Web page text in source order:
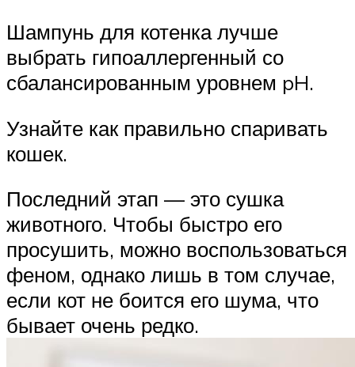
Шампунь для котенка лучше
выбрать гипоаллергенный со
сбалансированным уровнем pH.
Узнайте как правильно спаривать
кошек.
Последний этап — это сушка
животного. Чтобы быстро его
просушить, можно воспользоваться
феном, однако лишь в том случае,
если кот не боится его шума, что
бывает очень редко.